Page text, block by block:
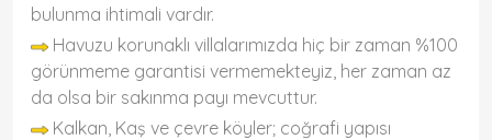
bulunma ihtimali vardır.
Havuzu korunaklı villalarımızda hiç bir zaman %100
görünmeme garantisi vermemekteyiz, her zaman az
da olsa bir sakınma payı mevcuttur.
Kalkan, Kaş ve çevre köyler; coğrafi yapısı